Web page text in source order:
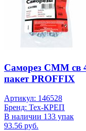
Саморез СММ св
пакет PROFFIX
Артикул: 146528
Бренд: Тех-КРЕП
В наличии 133 упак
93.56 руб.